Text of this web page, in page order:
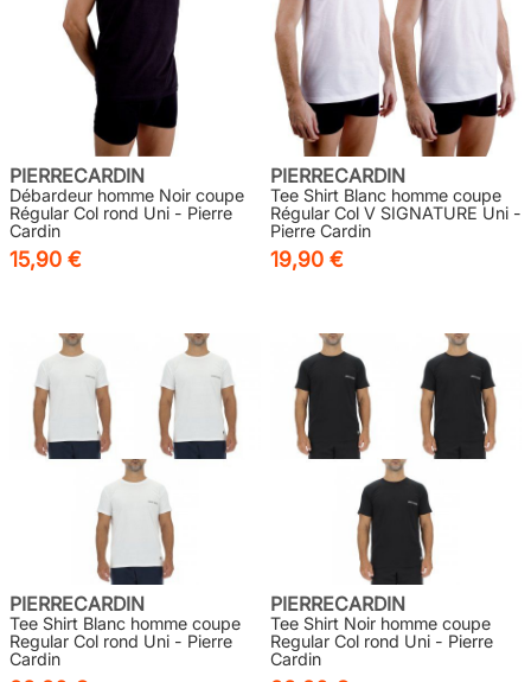
PIERRECARDIN
Débardeur homme Noir coupe
Régular Col rond Uni - Pierre
Cardin
15,90 €
PIERRECARDIN
Tee Shirt Blanc homme coupe
Régular Col V SIGNATURE Uni -
Pierre Cardin
19,90 €
PIERRECARDIN
Tee Shirt Blanc homme coupe
Regular Col rond Uni - Pierre
Cardin
PIERRECARDIN
Tee Shirt Noir homme coupe
Regular Col rond Uni - Pierre
Cardin